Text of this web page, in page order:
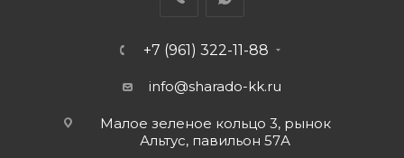
+7 (961) 322-11-88
info@sharado-kk.ru
Малое зеленое кольцо 3, рынок
Альтус, павильон 57А